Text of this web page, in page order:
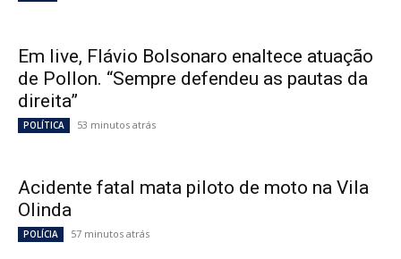
Em live, Flávio Bolsonaro enaltece atuação
de Pollon. “Sempre defendeu as pautas da
direita”
POLÍTICA 53 minutos atrás
Acidente fatal mata piloto de moto na Vila
Olinda
POLÍCIA 57 minutos atrás